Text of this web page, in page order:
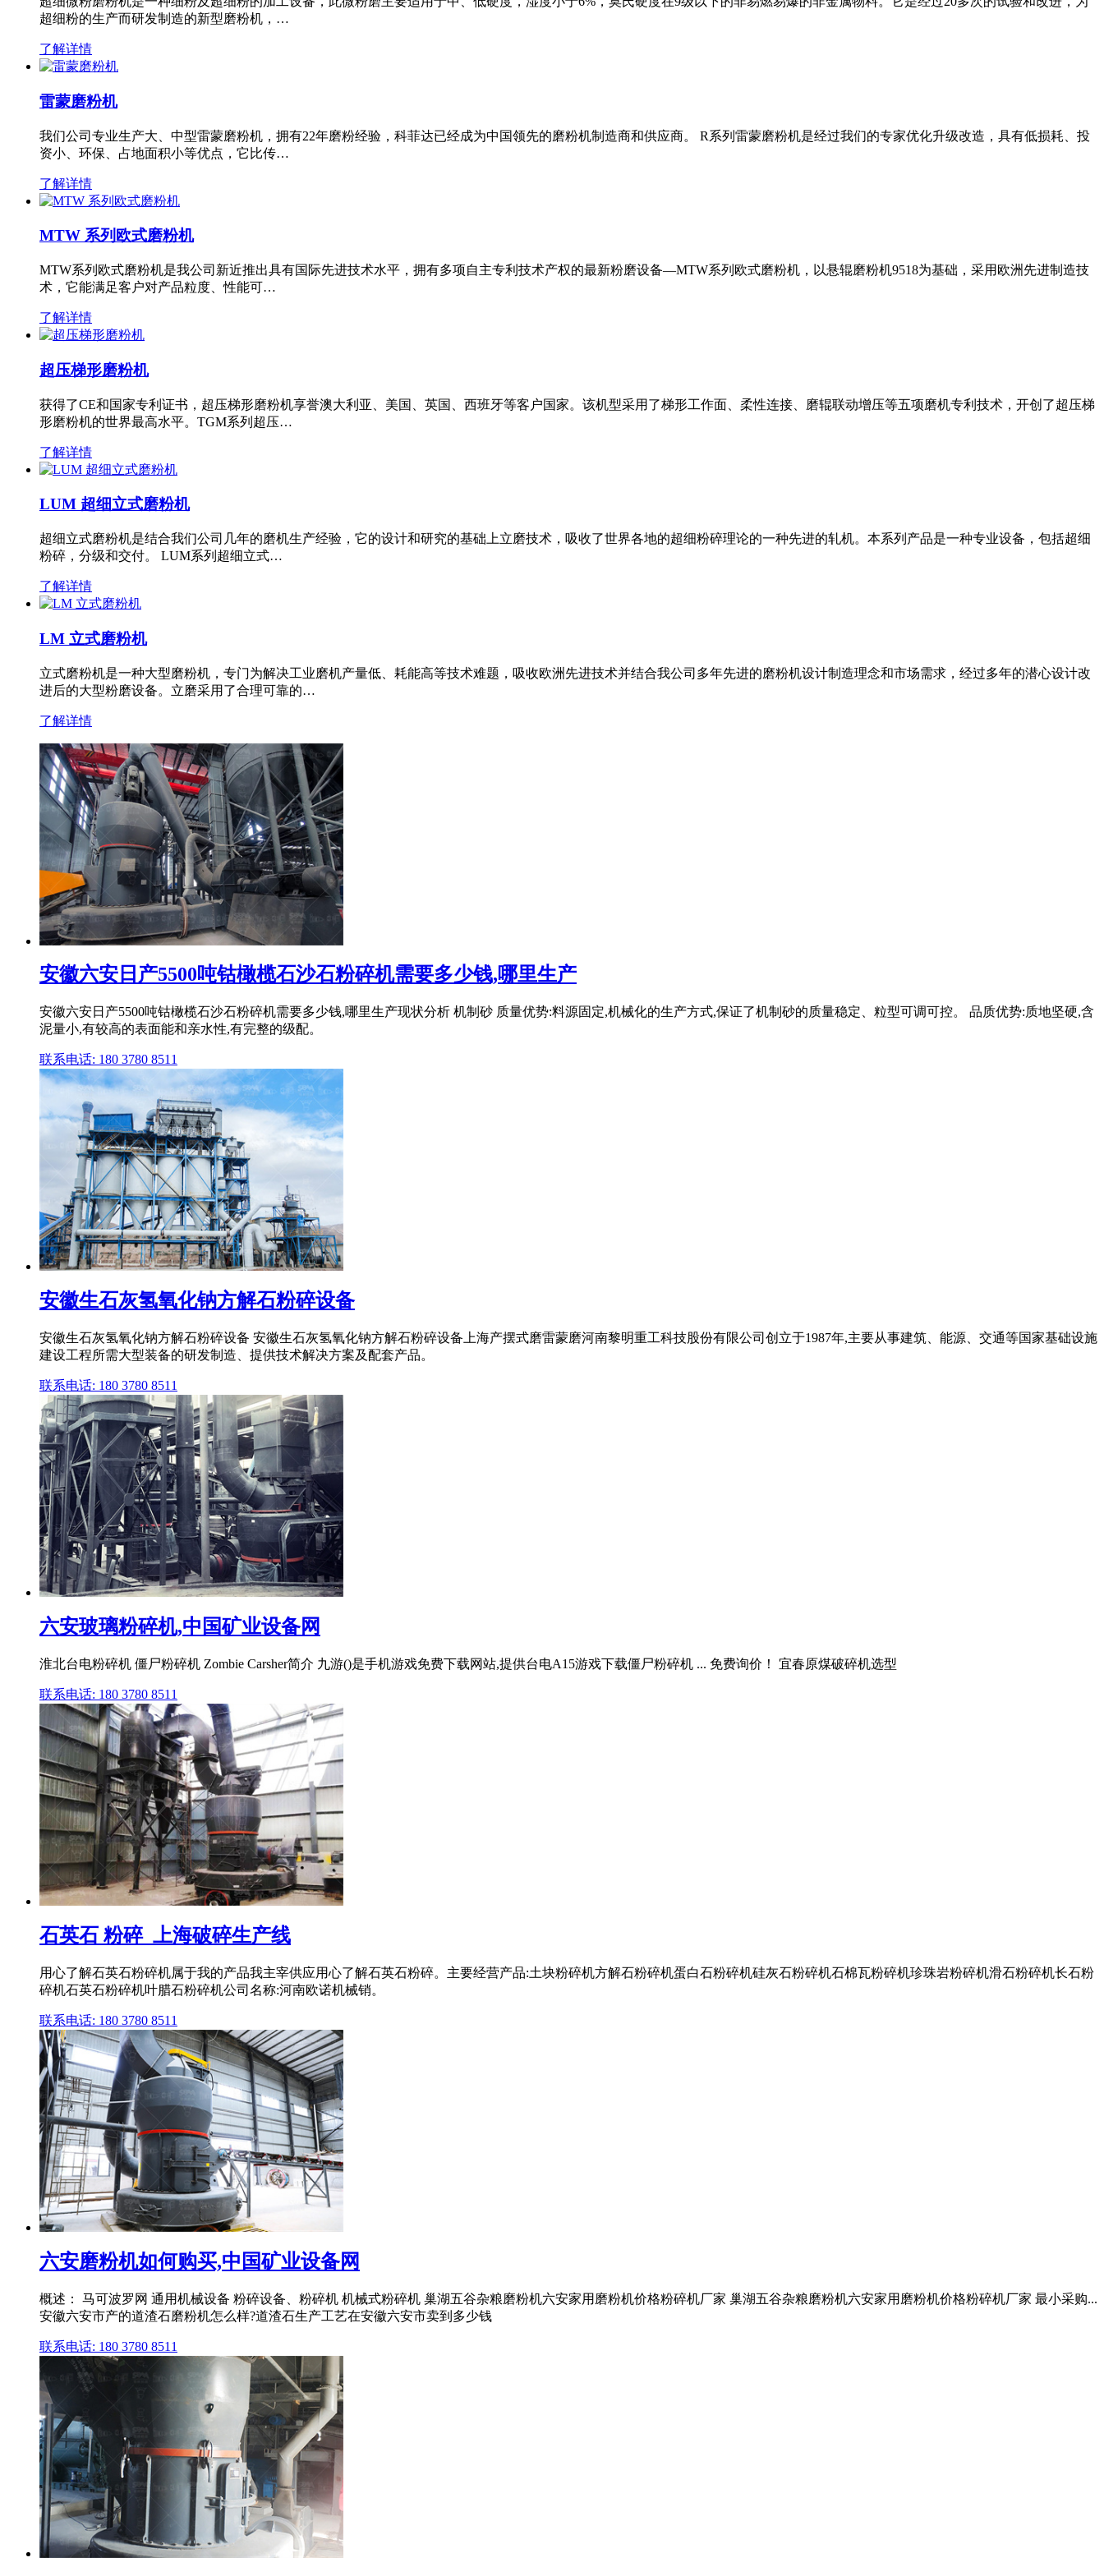
超细粉的生产而研发制造的新型磨粉机，…
了解详情
雷蒙磨粉机
我们公司专业生产大、中型雷蒙磨粉机，拥有22年磨粉经验，科菲达已经成为中国领先的磨粉机制造商和供应商。 R系列雷蒙磨粉机是经过我们的专家优化升级改造，具有低损耗、投
资小、环保、占地面积小等优点，它比传…
了解详情
MTW 系列欧式磨粉机
MTW系列欧式磨粉机是我公司新近推出具有国际先进技术水平，拥有多项自主专利技术产权的最新粉磨设备—MTW系列欧式磨粉机，以悬辊磨粉机9518为基础，采用欧洲先进制造技
术，它能满足客户对产品粒度、性能可…
了解详情
超压梯形磨粉机
获得了CE和国家专利证书，超压梯形磨粉机享誉澳大利亚、美国、英国、西班牙等客户国家。该机型采用了梯形工作面、柔性连接、磨辊联动增压等五项磨机专利技术，开创了超压梯
形磨粉机的世界最高水平。TGM系列超压…
了解详情
LUM 超细立式磨粉机
超细立式磨粉机是结合我们公司几年的磨机生产经验，它的设计和研究的基础上立磨技术，吸收了世界各地的超细粉碎理论的一种先进的轧机。本系列产品是一种专业设备，包括超细
粉碎，分级和交付。 LUM系列超细立式…
了解详情
LM 立式磨粉机
立式磨粉机是一种大型磨粉机，专门为解决工业磨机产量低、耗能高等技术难题，吸收欧洲先进技术并结合我公司多年先进的磨粉机设计制造理念和市场需求，经过多年的潜心设计改
进后的大型粉磨设备。立磨采用了合理可靠的…
了解详情
安徽六安日产5500吨钴橄榄石沙石粉碎机需要多少钱,哪里生产
安徽六安日产5500吨钴橄榄石沙石粉碎机需要多少钱,哪里生产现状分析 机制砂 质量优势:料源固定,机械化的生产方式,保证了机制砂的质量稳定、粒型可调可控。 品质优势:质地坚硬,含
泥量小,有较高的表面能和亲水性,有完整的级配。
联系电话: 180 3780 8511
安徽生石灰氢氧化钠方解石粉碎设备
安徽生石灰氢氧化钠方解石粉碎设备 安徽生石灰氢氧化钠方解石粉碎设备上海产摆式磨雷蒙磨河南黎明重工科技股份有限公司创立于1987年,主要从事建筑、能源、交通等国家基础设施
建设工程所需大型装备的研发制造、提供技术解决方案及配套产品。
联系电话: 180 3780 8511
六安玻璃粉碎机,中国矿业设备网
淮北台电粉碎机 僵尸粉碎机 Zombie Carsher简介 九游()是手机游戏免费下载网站,提供台电A15游戏下载僵尸粉碎机 ... 免费询价！ 宜春原煤破碎机选型
联系电话: 180 3780 8511
石英石 粉碎_上海破碎生产线
用心了解石英石粉碎机属于我的产品我主宰供应用心了解石英石粉碎。主要经营产品:土块粉碎机方解石粉碎机蛋白石粉碎机硅灰石粉碎机石棉瓦粉碎机珍珠岩粉碎机滑石粉碎机长石粉
碎机石英石粉碎机叶腊石粉碎机公司名称:河南欧诺机械销。
联系电话: 180 3780 8511
六安磨粉机如何购买,中国矿业设备网
概述： 马可波罗网 通用机械设备 粉碎设备、粉碎机 机械式粉碎机 巢湖五谷杂粮磨粉机六安家用磨粉机价格粉碎机厂家 巢湖五谷杂粮磨粉机六安家用磨粉机价格粉碎机厂家 最小采购...
安徽六安市产的道渣石磨粉机怎么样?道渣石生产工艺在安徽六安市卖到多少钱
联系电话: 180 3780 8511